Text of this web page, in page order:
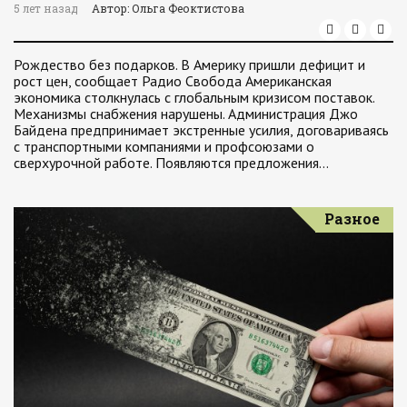
5 лет назад Автор: Ольга Феоктистова
Рождество без подарков. В Америку пришли дефицит и
рост цен, сообщает Радио Свобода Американская
экономика столкнулась с глобальным кризисом поставок.
Механизмы снабжения нарушены. Администрация Джо
Байдена предпринимает экстренные усилия, договариваясь
с транспортными компаниями и профсоюзами о
сверхурочной работе. Появляются предложения…
Разное